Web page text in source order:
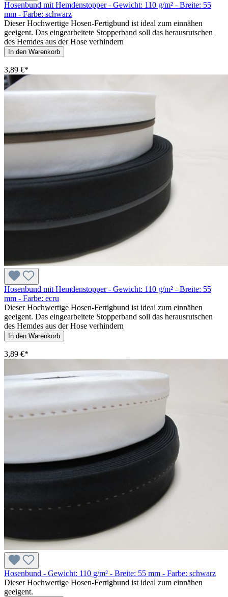
Hosenbund mit Hemdenstopper - Gewicht: 110 g/m² - Breite: 55
mm - Farbe: schwarz
Dieser Hochwertige Hosen-Fertigbund ist ideal zum einnähen
geeigent. Das eingearbeitete Stopperband soll das herausrutschen
des Hemdes aus der Hose verhindern
In den Warenkorb
3,89 €*
Hosenbund mit Hemdenstopper - Gewicht: 110 g/m² - Breite: 55
mm - Farbe: ecru
Dieser Hochwertige Hosen-Fertigbund ist ideal zum einnähen
geeigent. Das eingearbeitete Stopperband soll das herausrutschen
des Hemdes aus der Hose verhindern
In den Warenkorb
3,89 €*
Hosenbund - Gewicht: 110 g/m² - Breite: 55 mm - Farbe: schwarz
Dieser Hochwertige Hosen-Fertigbund ist ideal zum einnähen
geeigent.